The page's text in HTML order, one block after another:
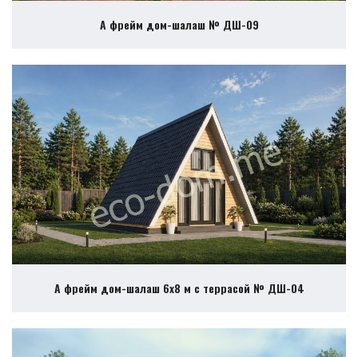
А фрейм дом-шалаш № ДШ-09
А фрейм дом-шалаш 6х8 м с террасой № ДШ-04